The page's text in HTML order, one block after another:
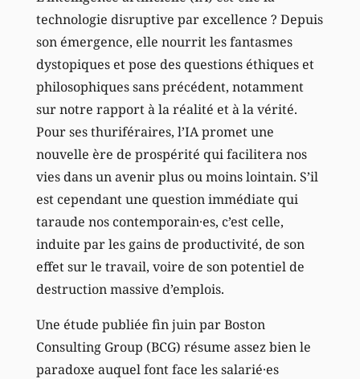
technologie disruptive par excellence ? Depuis
son émergence, elle nourrit les fantasmes
dystopiques et pose des questions éthiques et
philosophiques sans précédent, notamment
sur notre rapport à la réalité et à la vérité.
Pour ses thuriféraires, l’IA promet une
nouvelle ère de prospérité qui facilitera nos
vies dans un avenir plus ou moins lointain. S’il
est cependant une question immédiate qui
taraude nos contemporain·es, c’est celle,
induite par les gains de productivité, de son
effet sur le travail, voire de son potentiel de
destruction massive d’emplois.
Une étude publiée fin juin par Boston
Consulting Group (BCG) résume assez bien le
paradoxe auquel font face les salarié·es